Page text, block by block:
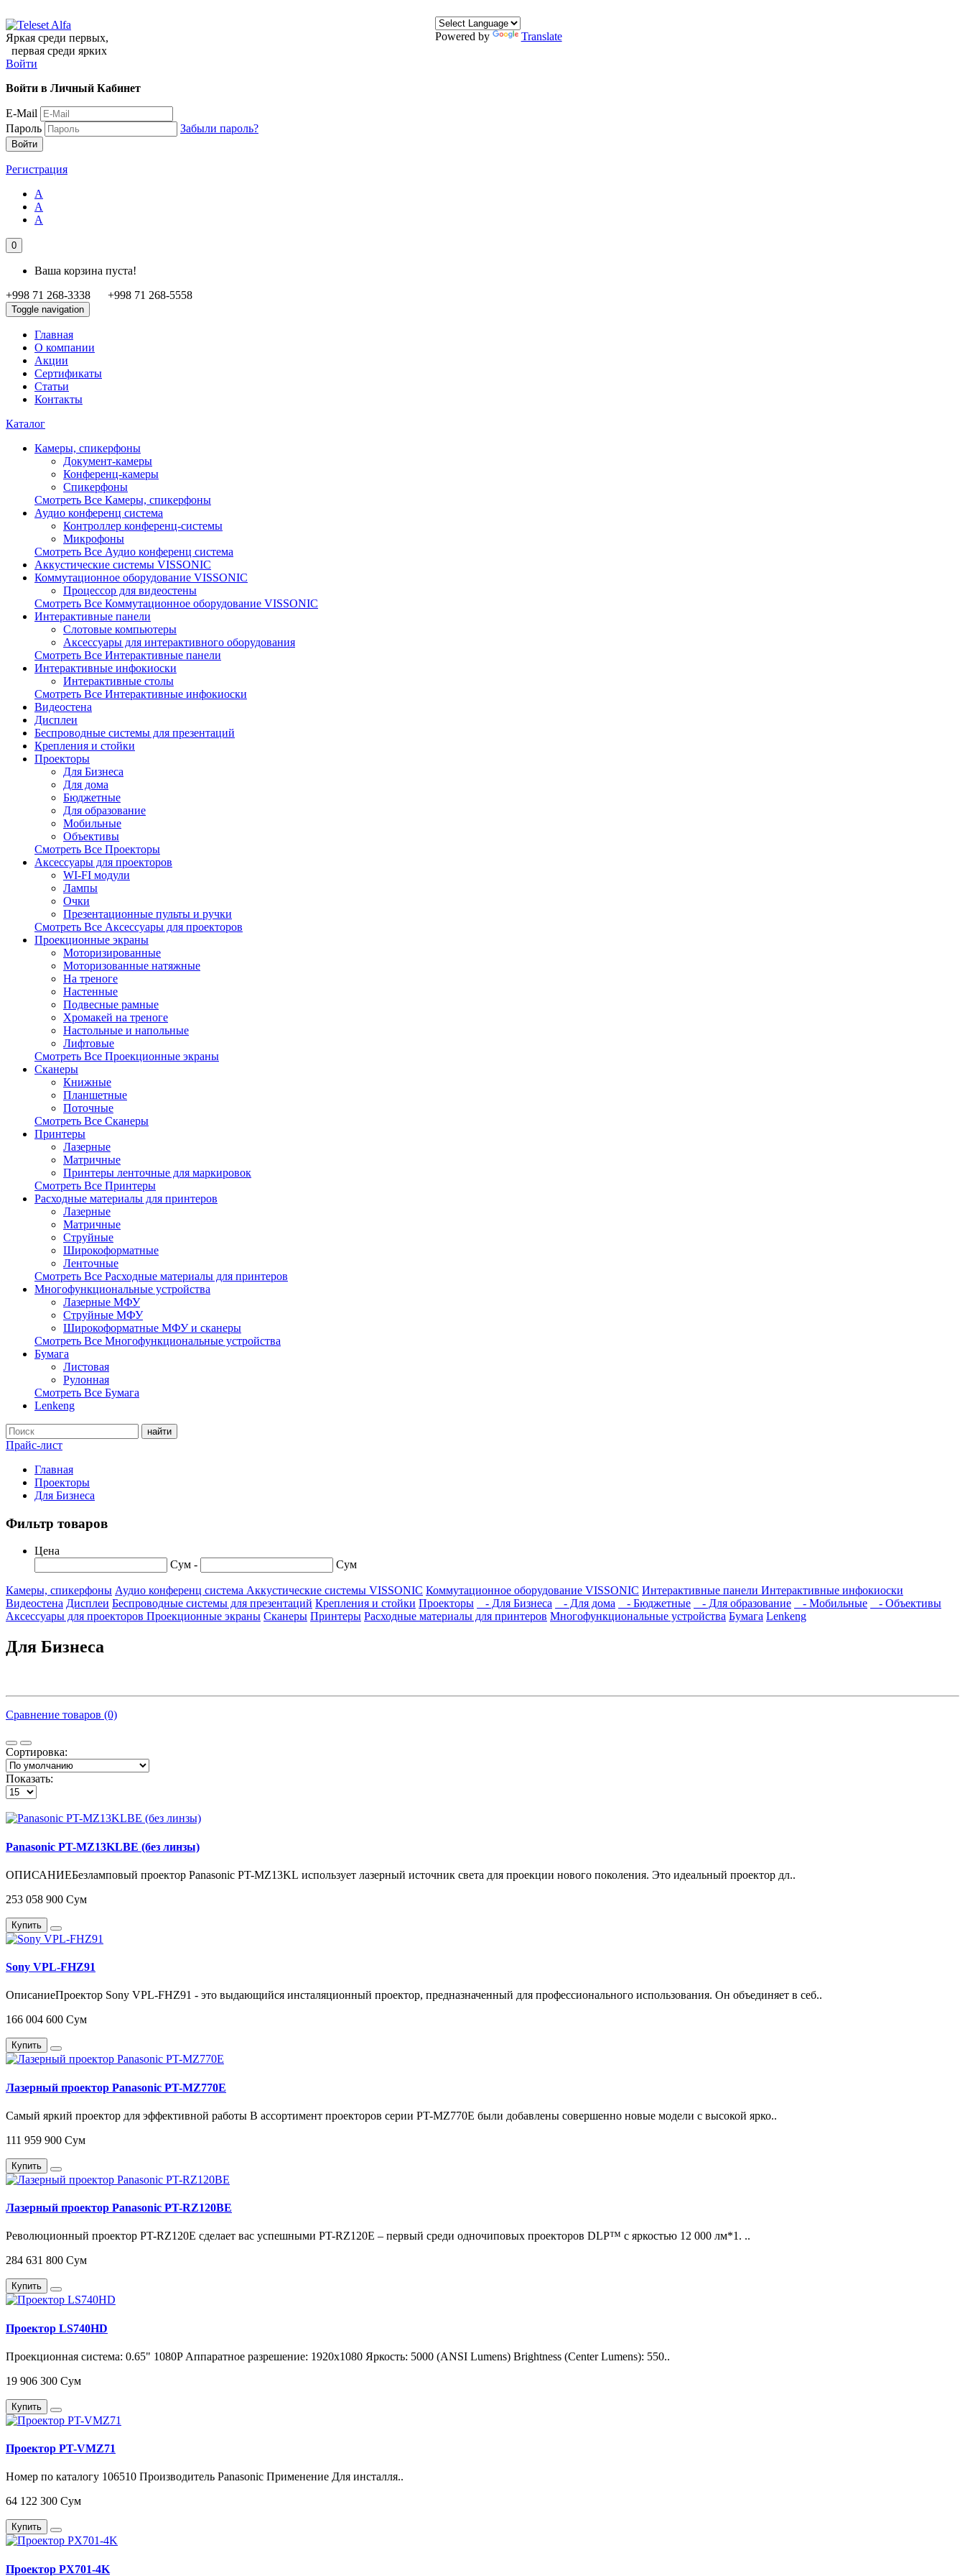
Powered by Translate
Яркая среди первых,
первая среди ярких
Войти
Войти в Личный Кабинет
E-Mail
Пароль
Забыли пароль?
Регистрация
A
A
A
0
Ваша корзина пуста!
+998 71 268-3338 +998 71 268-5558
Toggle navigation
Главная
О компании
Акции
Сертификаты
Статьи
Контакты
Каталог
Камеры, спикерфоны
Документ-камеры
Конференц-камеры
Спикерфоны
Смотреть Все Камеры, спикерфоны
Аудио конференц система
Контроллер конференц-системы
Микрофоны
Смотреть Все Аудио конференц система
Аккустические системы VISSONIC
Коммутационное оборудование VISSONIC
Процессор для видеостены
Смотреть Все Коммутационное оборудование VISSONIC
Интерактивные панели
Слотовые компьютеры
Аксесcуары для интерактивного оборудования
Смотреть Все Интерактивные панели
Интерактивные инфокиоски
Интерактивные столы
Смотреть Все Интерактивные инфокиоски
Видеостена
Дисплеи
Беспроводные системы для презентаций
Крепления и стойки
Проекторы
Для Бизнеса
Для дома
Бюджетные
Для образование
Мобильные
Объективы
Смотреть Все Проекторы
Аксесcуары для проекторов
WI-FI модули
Лампы
Очки
Презентационные пульты и ручки
Смотреть Все Аксесcуары для проекторов
Проекционные экраны
Моторизированные
Моторизованные натяжные
На треноге
Настенные
Подвесные рамные
Хромакей на треноге
Настольные и напольные
Лифтовые
Смотреть Все Проекционные экраны
Сканеры
Книжные
Планшетные
Поточные
Смотреть Все Сканеры
Принтеры
Лазерные
Матричные
Принтеры ленточные для маркировок
Смотреть Все Принтеры
Расходные материалы для принтеров
Лазерные
Матричные
Струйные
Широкоформатные
Ленточные
Смотреть Все Расходные материалы для принтеров
Многофункциональные устройства
Лазерные МФУ
Струйные МФУ
Широкоформатные МФУ и сканеры
Смотреть Все Многофункциональные устройства
Бумага
Листовая
Рулонная
Смотреть Все Бумага
Lenkeng
найти
Прайс-лист
Главная
Проекторы
Для Бизнеса
Фильтр товаров
Цена
Сум -
Сум
Камеры, спикерфоны Аудио конференц система Аккустические системы VISSONIC Коммутационное оборудование VISSONIC Интерактивные панели Интерактивные инфокиоски
Видеостена Дисплеи Беспроводные системы для презентаций Крепления и стойки Проекторы - Для Бизнеса - Для дома - Бюджетные - Для образование - Мобильные
- Объективы
Аксесcуары для проекторов Проекционные экраны Сканеры Принтеры Расходные материалы для принтеров Многофункциональные устройства Бумага Lenkeng
Для Бизнеса
Сравнение товаров (0)
Сортировка:
Показать:
Panasonic PT-MZ13KLBE (без линзы)
ОПИСАНИЕБезламповый проектор Panasonic PT-MZ13KL использует лазерный источник света для проекции нового поколения. Это идеальный проектор дл..
253 058 900 Сум
Купить
Sony VPL-FHZ91
ОписаниеПроектор Sony VPL-FHZ91 - это выдающийся инсталяционный проектор, предназначенный для профессионального использования. Он объединяет в себ..
166 004 600 Сум
Купить
Лазерный проектор Panasonic PT-MZ770E
Самый яркий проектор для эффективной работы В ассортимент проекторов серии PT-MZ770E были добавлены совершенно новые модели с высокой ярко..
111 959 900 Сум
Купить
Лазерный проектор Panasonic PT-RZ120BE
Революционный проектор PT-RZ120E сделает вас успешными PT-RZ120E – первый среди одночиповых проекторов DLP™ с яркостью 12 000 лм*1. ..
284 631 800 Сум
Купить
Проектор LS740HD
Проекционная система: 0.65" 1080P Аппаратное разрешение: 1920x1080 Яркость: 5000 (ANSI Lumens) Brightness (Center Lumens): 550..
19 906 300 Сум
Купить
Проектор PT-VMZ71
Номер по каталогу 106510 Производитель Panasonic Применение Для инсталля..
64 122 300 Сум
Купить
Проектор PX701-4K